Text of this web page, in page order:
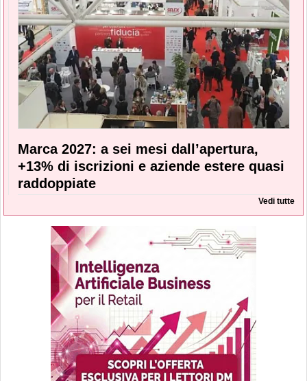
Marca 2027: a sei mesi dall’apertura,
+13% di iscrizioni e aziende estere quasi
raddoppiate
Vedi tutte